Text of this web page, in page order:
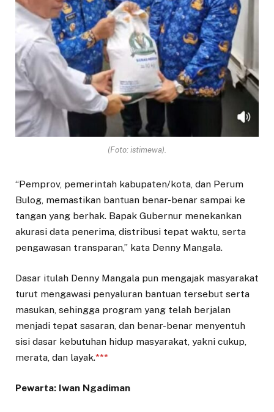
(Foto: istimewa).
“Pemprov, pemerintah kabupaten/kota, dan Perum
Bulog, memastikan bantuan benar-benar sampai ke
tangan yang berhak. Bapak Gubernur menekankan
akurasi data penerima, distribusi tepat waktu, serta
pengawasan transparan,” kata Denny Mangala.
Dasar itulah Denny Mangala pun mengajak masyarakat
turut mengawasi penyaluran bantuan tersebut serta
masukan, sehingga program yang telah berjalan
menjadi tepat sasaran, dan benar-benar menyentuh
sisi dasar kebutuhan hidup masyarakat, yakni cukup,
merata, dan layak.***
Pewarta: Iwan Ngadiman